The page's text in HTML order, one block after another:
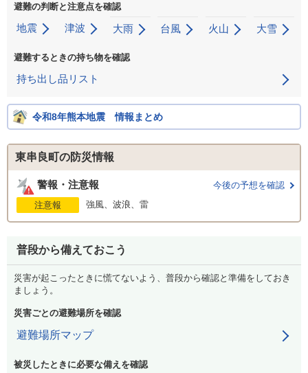
避難の判断と注意点を確認
地震 津波 大雨 台風 火山 大雪
避難するときの持ち物を確認
持ち出し品リスト
令和8年熊本地震 情報まとめ
東串良町の防災情報
警報・注意報
今後の予想を確認
注意報
強風、波浪、雷
普段から備えておこう
災害が起こったときに慌てないよう、普段から確認と準備をしておき
ましょう。
災害ごとの避難場所を確認
避難場所マップ
被災したときに必要な備えを確認